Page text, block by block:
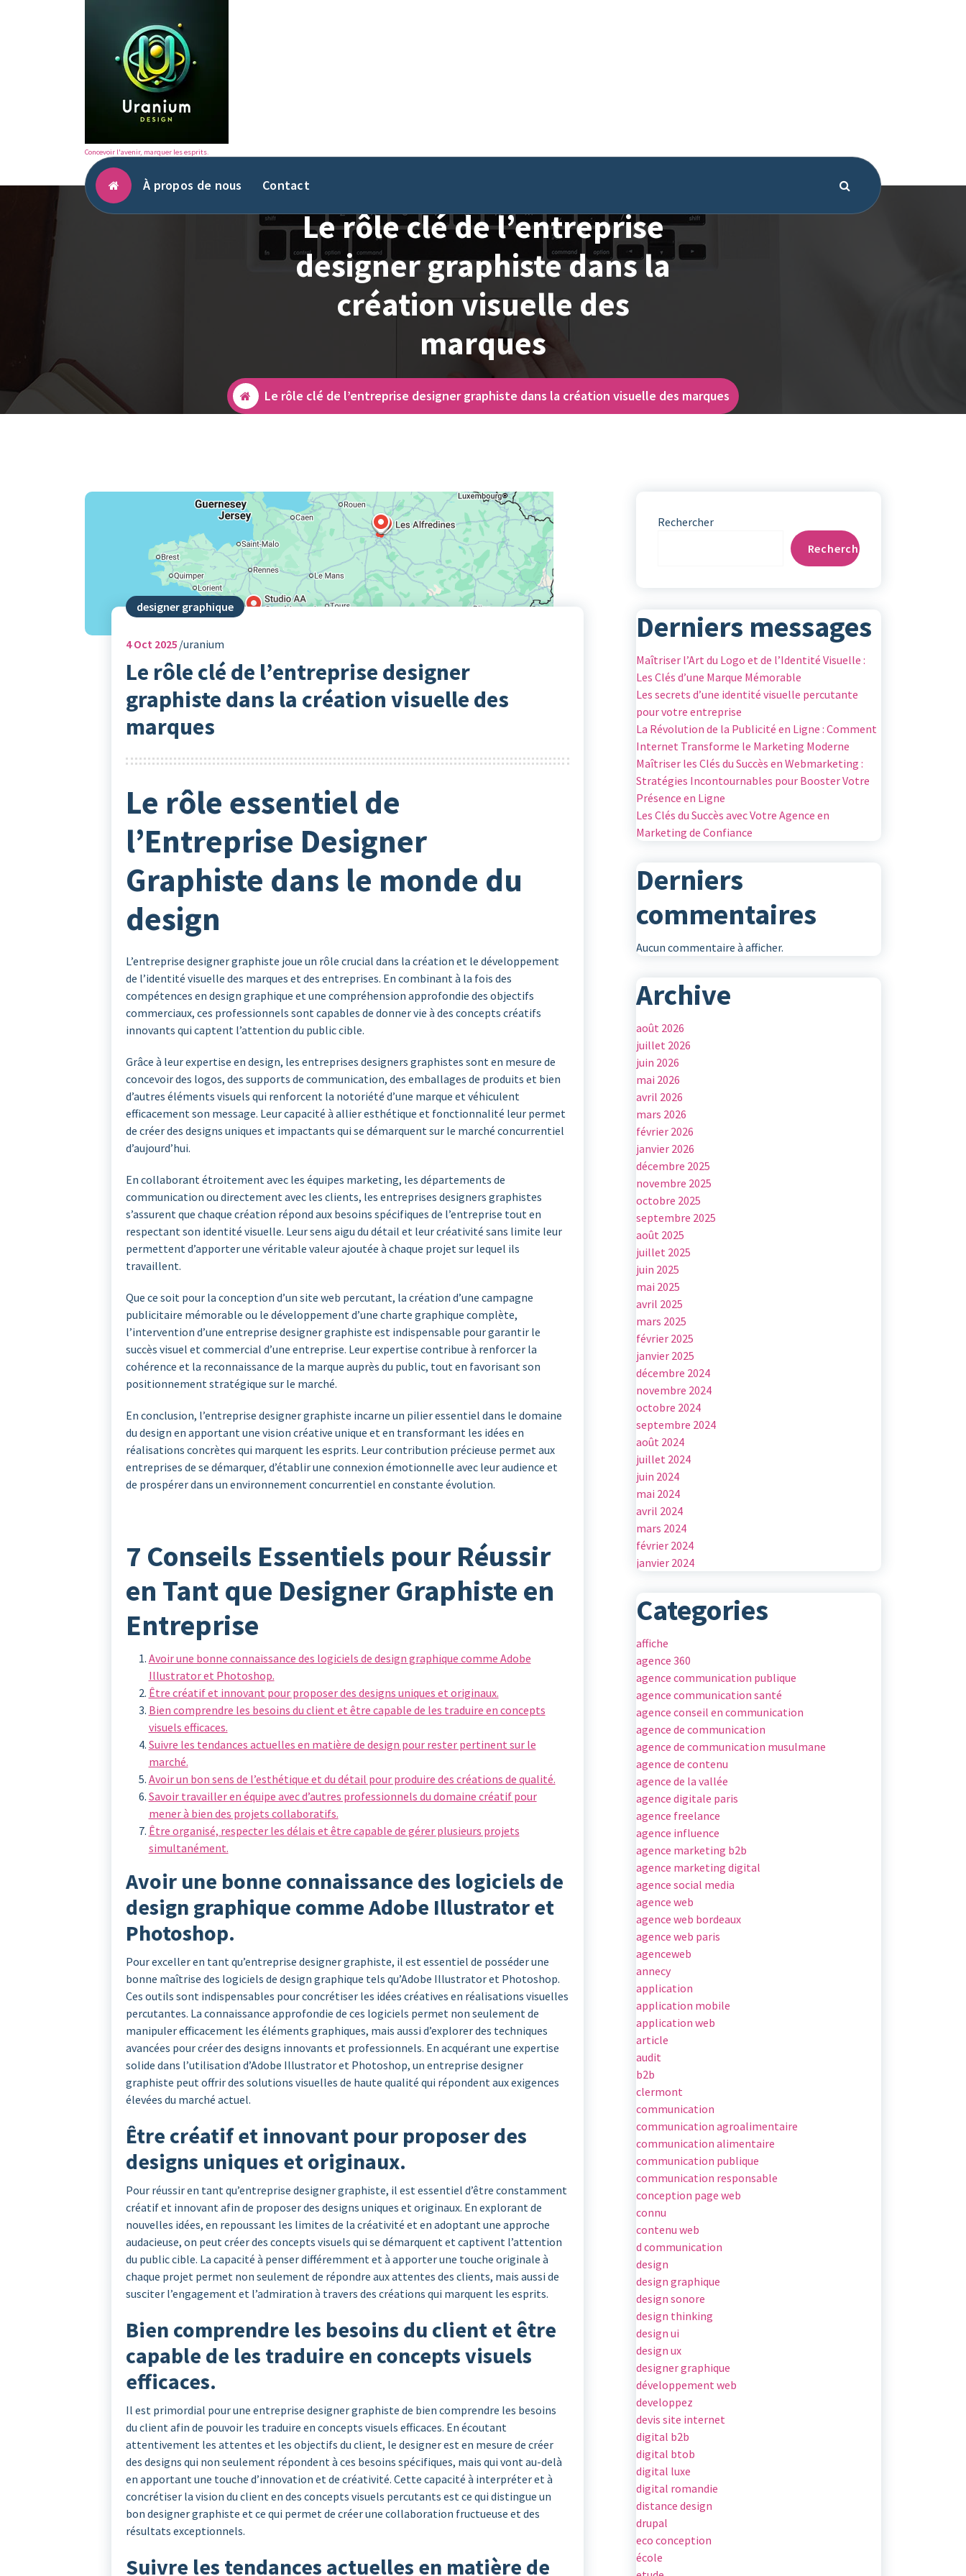
Concevoir l'avenir, marquer les esprits.
À propos de nous Contact
Le rôle clé de l’entreprise
designer graphiste dans la
création visuelle des
marques
Le rôle clé de l’entreprise designer graphiste dans la création visuelle des marques
designer graphique
4Oct 2025 uranium
Le rôle clé de l’entreprise designer
graphiste dans la création visuelle des
marques
Le rôle essentiel de
l’Entreprise Designer
Graphiste dans le monde du
design
L’entreprise designer graphiste joue un rôle crucial dans la création et le développement
de l’identité visuelle des marques et des entreprises. En combinant à la fois des
compétences en design graphique et une compréhension approfondie des objectifs
commerciaux, ces professionnels sont capables de donner vie à des concepts créatifs
innovants qui captent l’attention du public cible.
Grâce à leur expertise en design, les entreprises designers graphistes sont en mesure de
concevoir des logos, des supports de communication, des emballages de produits et bien
d’autres éléments visuels qui renforcent la notoriété d’une marque et véhiculent
efficacement son message. Leur capacité à allier esthétique et fonctionnalité leur permet
de créer des designs uniques et impactants qui se démarquent sur le marché concurrentiel
d’aujourd’hui.
En collaborant étroitement avec les équipes marketing, les départements de
communication ou directement avec les clients, les entreprises designers graphistes
s’assurent que chaque création répond aux besoins spécifiques de l’entreprise tout en
respectant son identité visuelle. Leur sens aigu du détail et leur créativité sans limite leur
permettent d’apporter une véritable valeur ajoutée à chaque projet sur lequel ils
travaillent.
Que ce soit pour la conception d’un site web percutant, la création d’une campagne
publicitaire mémorable ou le développement d’une charte graphique complète,
l’intervention d’une entreprise designer graphiste est indispensable pour garantir le
succès visuel et commercial d’une entreprise. Leur expertise contribue à renforcer la
cohérence et la reconnaissance de la marque auprès du public, tout en favorisant son
positionnement stratégique sur le marché.
En conclusion, l’entreprise designer graphiste incarne un pilier essentiel dans le domaine
du design en apportant une vision créative unique et en transformant les idées en
réalisations concrètes qui marquent les esprits. Leur contribution précieuse permet aux
entreprises de se démarquer, d’établir une connexion émotionnelle avec leur audience et
de prospérer dans un environnement concurrentiel en constante évolution.
7 Conseils Essentiels pour Réussir
en Tant que Designer Graphiste en
Entreprise
Avoir une bonne connaissance des logiciels de design graphique comme Adobe
Illustrator et Photoshop.
Être créatif et innovant pour proposer des designs uniques et originaux.
Bien comprendre les besoins du client et être capable de les traduire en concepts
visuels efficaces.
Suivre les tendances actuelles en matière de design pour rester pertinent sur le
marché.
Avoir un bon sens de l’esthétique et du détail pour produire des créations de qualité.
Savoir travailler en équipe avec d’autres professionnels du domaine créatif pour
mener à bien des projets collaboratifs.
Être organisé, respecter les délais et être capable de gérer plusieurs projets
simultanément.
Avoir une bonne connaissance des logiciels de
design graphique comme Adobe Illustrator et
Photoshop.
Pour exceller en tant qu’entreprise designer graphiste, il est essentiel de posséder une
bonne maîtrise des logiciels de design graphique tels qu’Adobe Illustrator et Photoshop.
Ces outils sont indispensables pour concrétiser les idées créatives en réalisations visuelles
percutantes. La connaissance approfondie de ces logiciels permet non seulement de
manipuler efficacement les éléments graphiques, mais aussi d’explorer des techniques
avancées pour créer des designs innovants et professionnels. En acquérant une expertise
solide dans l’utilisation d’Adobe Illustrator et Photoshop, un entreprise designer
graphiste peut offrir des solutions visuelles de haute qualité qui répondent aux exigences
élevées du marché actuel.
Être créatif et innovant pour proposer des
designs uniques et originaux.
Pour réussir en tant qu’entreprise designer graphiste, il est essentiel d’être constamment
créatif et innovant afin de proposer des designs uniques et originaux. En explorant de
nouvelles idées, en repoussant les limites de la créativité et en adoptant une approche
audacieuse, on peut créer des concepts visuels qui se démarquent et captivent l’attention
du public cible. La capacité à penser différemment et à apporter une touche originale à
chaque projet permet non seulement de répondre aux attentes des clients, mais aussi de
susciter l’engagement et l’admiration à travers des créations qui marquent les esprits.
Bien comprendre les besoins du client et être
capable de les traduire en concepts visuels
efficaces.
Il est primordial pour une entreprise designer graphiste de bien comprendre les besoins
du client afin de pouvoir les traduire en concepts visuels efficaces. En écoutant
attentivement les attentes et les objectifs du client, le designer est en mesure de créer
des designs qui non seulement répondent à ces besoins spécifiques, mais qui vont au-delà
en apportant une touche d’innovation et de créativité. Cette capacité à interpréter et à
concrétiser la vision du client en des concepts visuels percutants est ce qui distingue un
bon designer graphiste et ce qui permet de créer une collaboration fructueuse et des
résultats exceptionnels.
Suivre les tendances actuelles en matière de
Rechercher
Rechercher
Derniers messages
Maîtriser l’Art du Logo et de l’Identité Visuelle :
Les Clés d’une Marque Mémorable
Les secrets d’une identité visuelle percutante
pour votre entreprise
La Révolution de la Publicité en Ligne : Comment
Internet Transforme le Marketing Moderne
Maîtriser les Clés du Succès en Webmarketing :
Stratégies Incontournables pour Booster Votre
Présence en Ligne
Les Clés du Succès avec Votre Agence en
Marketing de Confiance
Derniers
commentaires
Aucun commentaire à afficher.
Archive
août 2026
juillet 2026
juin 2026
mai 2026
avril 2026
mars 2026
février 2026
janvier 2026
décembre 2025
novembre 2025
octobre 2025
septembre 2025
août 2025
juillet 2025
juin 2025
mai 2025
avril 2025
mars 2025
février 2025
janvier 2025
décembre 2024
novembre 2024
octobre 2024
septembre 2024
août 2024
juillet 2024
juin 2024
mai 2024
avril 2024
mars 2024
février 2024
janvier 2024
Categories
affiche
agence 360
agence communication publique
agence communication santé
agence conseil en communication
agence de communication
agence de communication musulmane
agence de contenu
agence de la vallée
agence digitale paris
agence freelance
agence influence
agence marketing b2b
agence marketing digital
agence social media
agence web
agence web bordeaux
agence web paris
agenceweb
annecy
application
application mobile
application web
article
audit
b2b
clermont
communication
communication agroalimentaire
communication alimentaire
communication publique
communication responsable
conception page web
connu
contenu web
d communication
design
design graphique
design sonore
design thinking
design ui
design ux
designer graphique
développement web
developpez
devis site internet
digital b2b
digital btob
digital luxe
digital romandie
distance design
drupal
eco conception
école